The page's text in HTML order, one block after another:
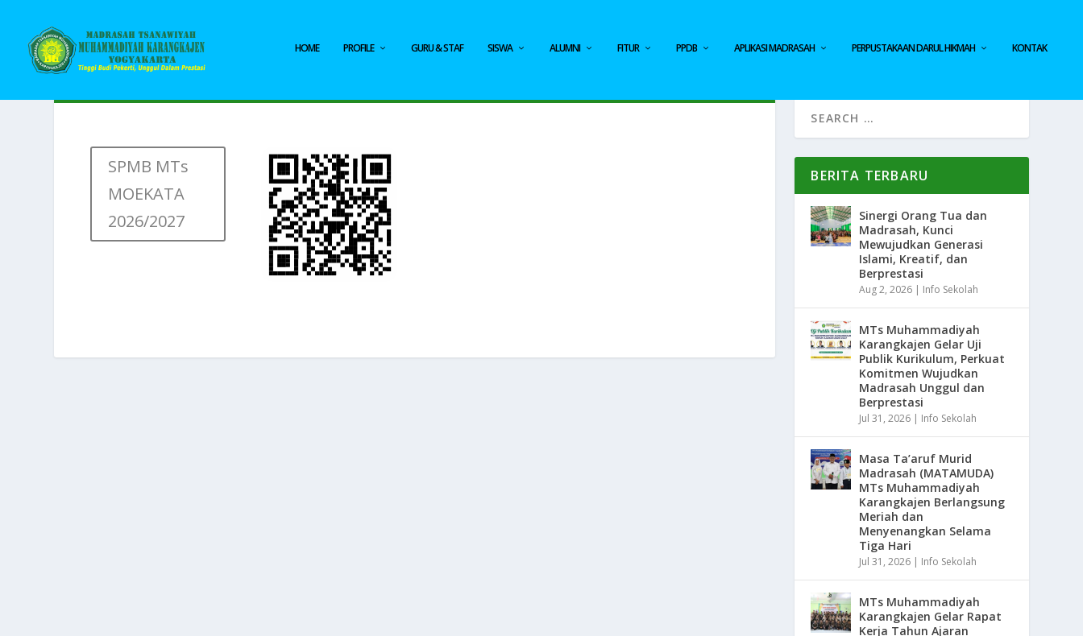
HOME PROFILE GURU & STAF SISWA ALUMNI FITUR PPDB APLIKASI MADRASAH PERPUSTAKAAN DARUL HIKMAH KONTAK
SPMB MTs
MOEKATA
2026/2027
BERITA TERBARU
Sinergi Orang Tua dan
Madrasah, Kunci
Mewujudkan Generasi
Islami, Kreatif, dan
Berprestasi
Aug 2, 2026 | Info Sekolah
MTs Muhammadiyah
Karangkajen Gelar Uji
Publik Kurikulum, Perkuat
Komitmen Wujudkan
Madrasah Unggul dan
Berprestasi
Jul 31, 2026 | Info Sekolah
Masa Ta’aruf Murid
Madrasah (MATAMUDA)
MTs Muhammadiyah
Karangkajen Berlangsung
Meriah dan
Menyenangkan Selama
Tiga Hari
Jul 31, 2026 | Info Sekolah
MTs Muhammadiyah
Karangkajen Gelar Rapat
Kerja Tahun Ajaran